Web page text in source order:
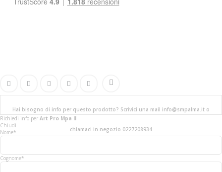
Hai bisogno di info per questo prodotto? Scrivici una mail info@smpalma.it o
chiamaci in negozio 0227208934
Richiedi info per Art Pro Mpa II
Chiudi
Nome*
Cognome*